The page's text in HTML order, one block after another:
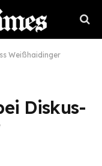
Weißhaidinger
Diskus-